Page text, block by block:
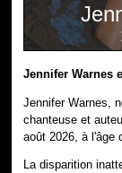
Jennifer Warnes
Jennifer Warnes,
chanteuse et
août 2026, à l'âge
La disparition